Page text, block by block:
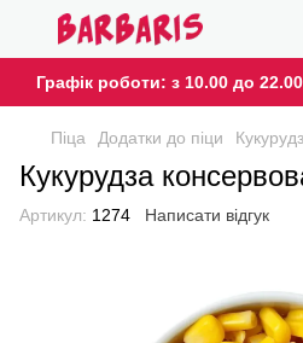
Графік роботи: з 10.00 до
Піца Додатки до піци
Кукурудза
Артикул: 1274 Написати відгук